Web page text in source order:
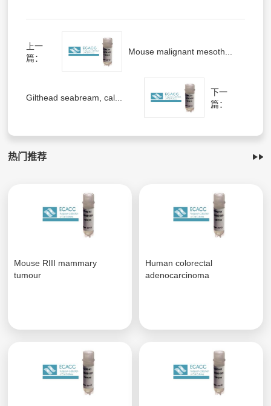
上一
篇：
Mouse malignant mesoth...
Gilthead seabream, cal...
下一
篇：
热门推荐
Mouse RIII mammary
tumour
Human colorectal
adenocarcinoma